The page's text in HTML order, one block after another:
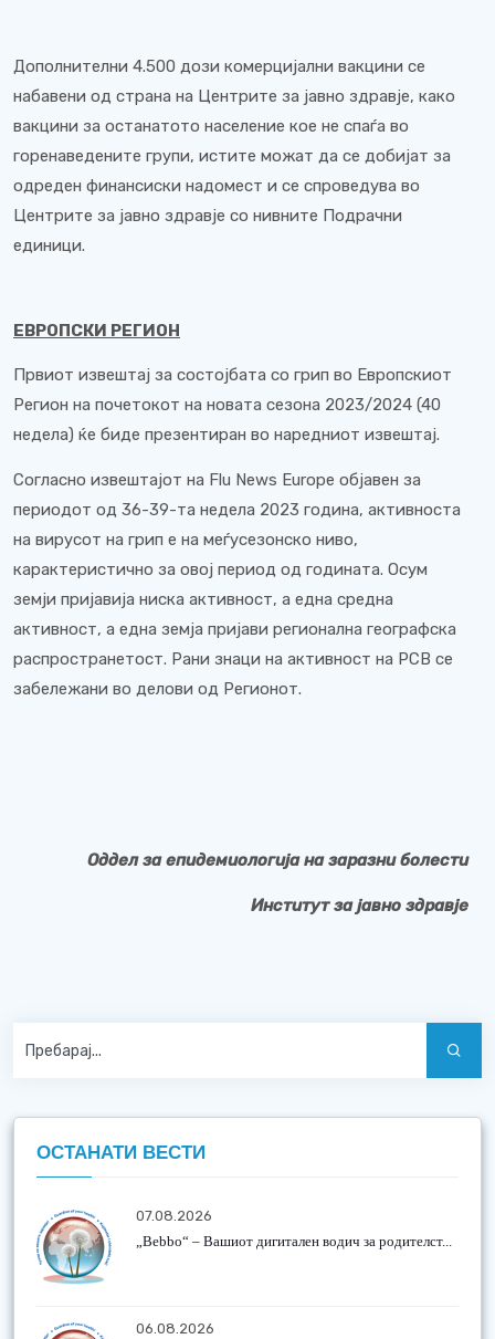
Дополнителни 4.500 дози комерцијални вакцини се
набавени од страна на Центрите за јавно здравје, како
вакцини за останатото население кое не спаѓа во
горенаведените групи, истите можат да се добијат за
одреден финансиски надомест и се спроведува во
Центрите за јавно здравје со нивните Подрачни
единици.
ЕВРОПСКИ РЕГИОН
Првиот извештај за состојбата со грип во Европскиот
Регион на почетокот на новата сезона 2023/2024 (40
недела) ќе биде презентиран во наредниот извештај.
Согласно извештајот на Flu News Europe објавен за
периодот од 36-39-та недела 2023 година, активноста
на вирусот на грип е на меѓусезонско ниво,
карактеристично за овој период од годината. Осум
земји пријавија ниска активност, а една средна
активност, а една земја пријави регионална географска
распространетост. Рани знаци на активност на РСВ се
забележани во делови од Регионот.
Оддел за епидемиологија на заразни болести
Институт за јавно здравје
ОСТАНАТИ ВЕСТИ
07.08.2026
„Bebbo“ – Вашиот дигитален водич за родителст...
06.08.2026